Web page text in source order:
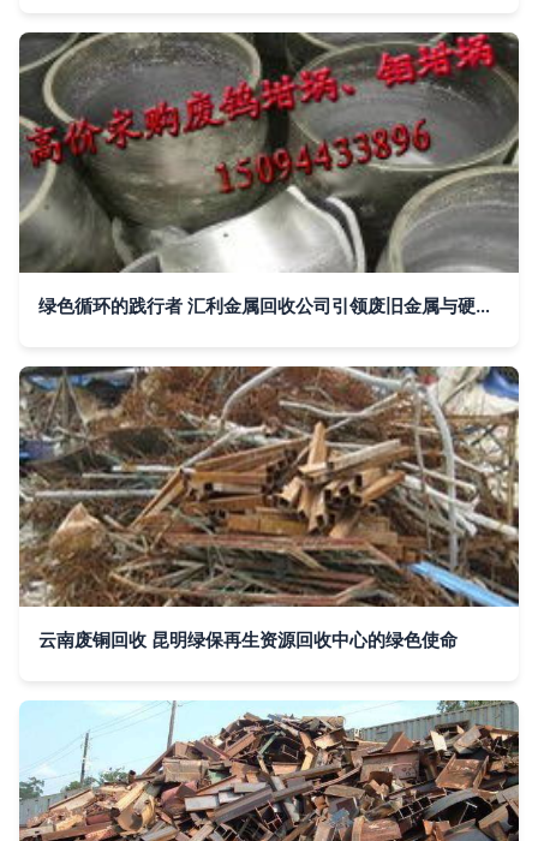
绿色循环的践行者 汇利金属回收公司引领废旧金属与硬质合金回收新篇章
云南废铜回收 昆明绿保再生资源回收中心的绿色使命